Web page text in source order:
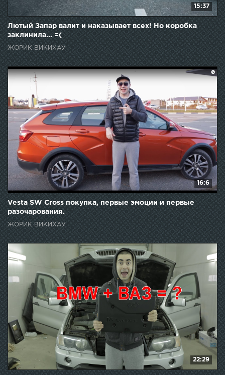
15:37
Лютый Запар валит и наказывает всех! Но коробка
заклинила... =(
ЖОРИК ВИКИХАУ
16:6
Vesta SW Cross покупка, первые эмоции и первые
разочарования.
ЖОРИК ВИКИХАУ
22:29